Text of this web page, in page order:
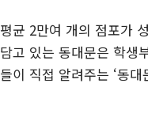
평균 2만여 개의 점포가
담고 있는 동대문은 학생
들이 직접 알려주는 ‘동